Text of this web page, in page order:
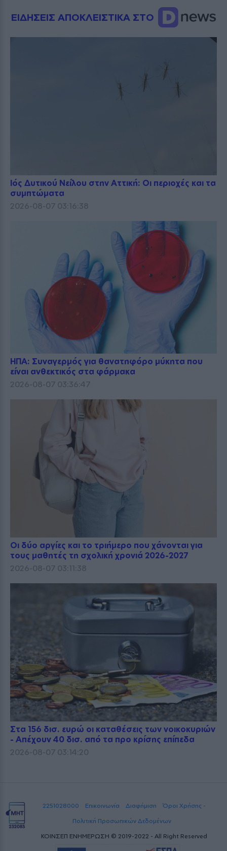
ΕΙΔΗΣΕΙΣ ΑΠΟΚΛΕΙΣΤΙΚΑ ΣΤΟ
Ιός Δυτικού Νείλου στην Αττική: Οι περιοχές και τα
συμπτώματα
2026-08-07 03:16:38
ΗΠΑ: Συναγερμός για θανατηφόρο μύκητα που
είναι ανθεκτικός στα φάρμακα
2026-08-07 03:36:47
Οι δύο αργίες και το τριήμερο που χάνονται για
τους μαθητές τη σχολική χρονιά 2026-2027
2026-08-07 03:11:38
Στα 156 δισ. ευρώ οι καταθέσεις των νοικοκυριών
- Απέχουν 40 δισ. από τα προ κρίσης επίπεδα
2026-08-07 03:14:20
2251028000 Επικοινωνία Διαφήμιση
Όροι Χρήσης -
Πολιτική Προσωπικών Δεδομένων
ΚΟΙΝΣΕΠ ΕΝΗΜΕΡΩΣΗ © 2019-2022 - All Right Reserved